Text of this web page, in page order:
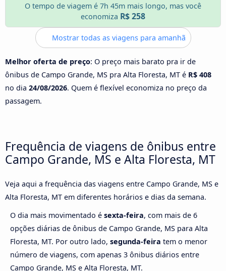
O tempo de viagem é 7h 45m mais longo, mas você
economiza R$ 258
Mostrar todas as viagens para amanhã
Melhor oferta de preço: O preço mais barato pra ir de
ônibus de Campo Grande, MS pra Alta Floresta, MT é R$ 408
no dia 24/08/2026. Quem é flexível economiza no preço da
passagem.
Frequência de viagens de ônibus entre
Campo Grande, MS e Alta Floresta, MT
Veja aqui a frequência das viagens entre Campo Grande, MS e
Alta Floresta, MT em diferentes horários e dias da semana.
O dia mais movimentado é sexta-feira, com mais de 6
opções diárias de ônibus de Campo Grande, MS para Alta
Floresta, MT. Por outro lado, segunda-feira tem o menor
número de viagens, com apenas 3 ônibus diários entre
Campo Grande, MS e Alta Floresta, MT.